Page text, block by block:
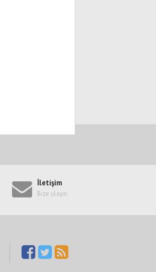
İletişim
Bize ulaşın.